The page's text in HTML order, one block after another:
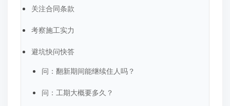
关注合同条款
考察施工实力
避坑快问快答
问：翻新期间能继续住人吗？
问：工期大概要多久？